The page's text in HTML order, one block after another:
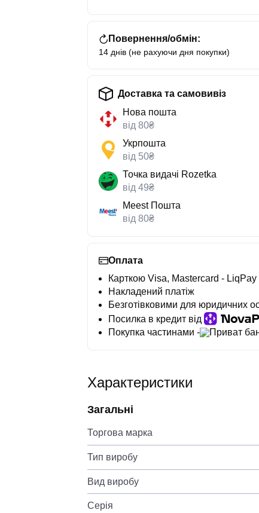
Повернення/обмін:
14 днів (не рахуючи дня покупки)
Доставка та самовивіз
Нова пошта
від 80₴
Укрпошта
від 50₴
Точка видачі Rozetka
від 49₴
Meest Пошта
від 80₴
Оплата
Карткою Visa, Mastercard - LiqPay
Накладений платіж
Безготівковими для юридичних
Посилка в кредит від
Покупка частинами -
Приват
Характеристики
Загальні
Торгова марка
Тип виробу
Вид виробу
Серія